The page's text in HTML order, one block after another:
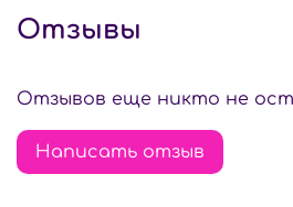
Отзывы
Отзывов еще никто не
Написать отзыв